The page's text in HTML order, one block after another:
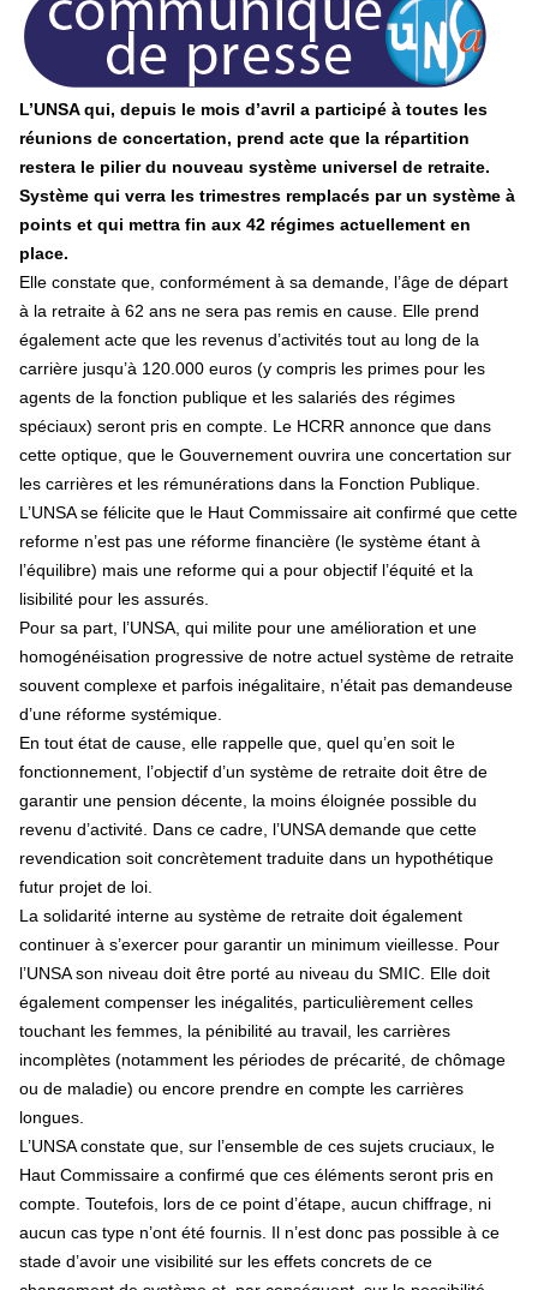
L’UNSA qui, depuis le mois d’avril a participé à toutes les
réunions de concertation, prend acte que la répartition
restera le pilier du nouveau système universel de retraite.
Système qui verra les trimestres remplacés par un système à
points et qui mettra fin aux 42 régimes actuellement en
place.
Elle constate que, conformément à sa demande, l’âge de départ
à la retraite à 62 ans ne sera pas remis en cause. Elle prend
également acte que les revenus d’activités tout au long de la
carrière jusqu’à 120.000 euros (y compris les primes pour les
agents de la fonction publique et les salariés des régimes
spéciaux) seront pris en compte. Le HCRR annonce que dans
cette optique, que le Gouvernement ouvrira une concertation sur
les carrières et les rémunérations dans la Fonction Publique.
L’UNSA se félicite que le Haut Commissaire ait confirmé que cette
reforme n’est pas une réforme financière (le système étant à
l’équilibre) mais une reforme qui a pour objectif l’équité et la
lisibilité pour les assurés.
Pour sa part, l’UNSA, qui milite pour une amélioration et une
homogénéisation progressive de notre actuel système de retraite
souvent complexe et parfois inégalitaire, n’était pas demandeuse
d’une réforme systémique.
En tout état de cause, elle rappelle que, quel qu’en soit le
fonctionnement, l’objectif d’un système de retraite doit être de
garantir une pension décente, la moins éloignée possible du
revenu d’activité. Dans ce cadre, l’UNSA demande que cette
revendication soit concrètement traduite dans un hypothétique
futur projet de loi.
La solidarité interne au système de retraite doit également
continuer à s’exercer pour garantir un minimum vieillesse. Pour
l’UNSA son niveau doit être porté au niveau du SMIC. Elle doit
également compenser les inégalités, particulièrement celles
touchant les femmes, la pénibilité au travail, les carrières
incomplètes (notamment les périodes de précarité, de chômage
ou de maladie) ou encore prendre en compte les carrières
longues.
L’UNSA constate que, sur l’ensemble de ces sujets cruciaux, le
Haut Commissaire a confirmé que ces éléments seront pris en
compte. Toutefois, lors de ce point d’étape, aucun chiffrage, ni
aucun cas type n’ont été fournis. Il n’est donc pas possible à ce
stade d’avoir une visibilité sur les effets concrets de ce